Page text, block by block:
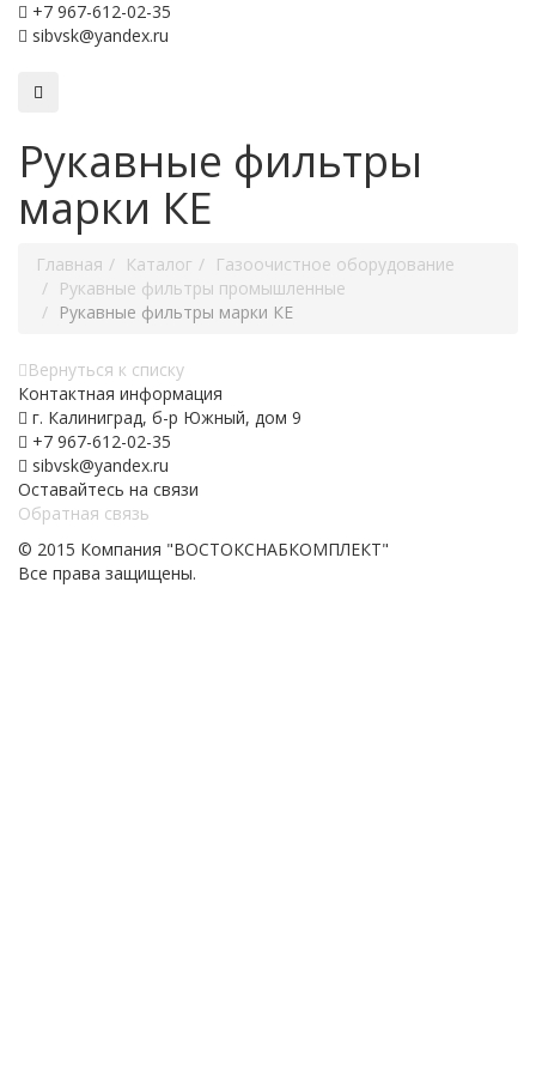
+7 967-612-02-35
sibvsk@yandex.ru
Рукавные фильтры
марки КЕ
Главная Каталог
Газоочистное оборудование
Рукавные фильтры промышленные
Рукавные фильтры марки КЕ
Вернуться к списку
Контактная информация
г. Калиниград, б-р Южный, дом 9
+7 967-612-02-35
sibvsk@yandex.ru
Оставайтесь на связи
Обратная связь
© 2015 Компания "ВОСТОКСНАБКОМПЛЕКТ"
Все права защищены.